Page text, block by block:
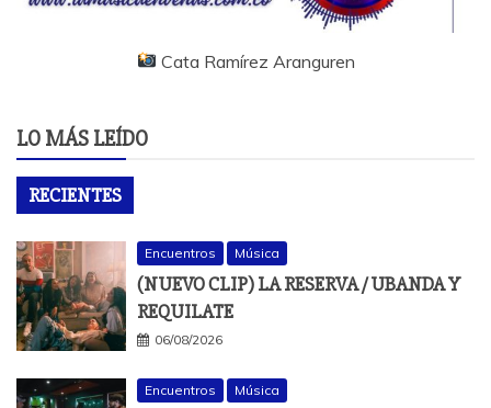
Cata Ramírez Aranguren
LO MÁS LEÍDO
RECIENTES
Encuentros Música
(NUEVO CLIP) LA RESERVA / UBANDA Y
REQUILATE
06/08/2026
Encuentros Música